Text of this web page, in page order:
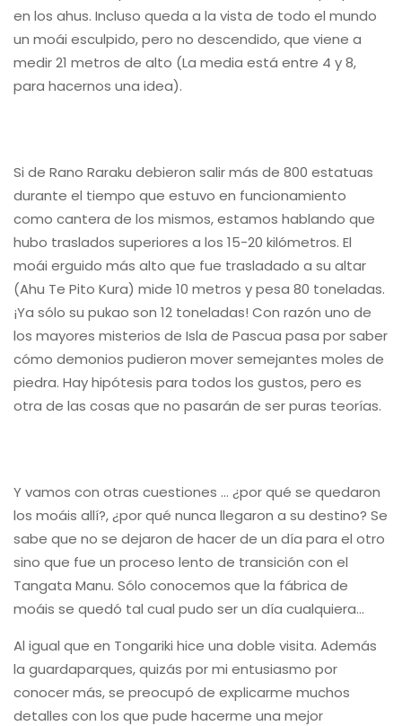
en los ahus. Incluso queda a la vista de todo el mundo
un moái esculpido, pero no descendido, que viene a
medir 21 metros de alto (La media está entre 4 y 8,
para hacernos una idea).
Si de Rano Raraku debieron salir más de 800 estatuas
durante el tiempo que estuvo en funcionamiento
como cantera de los mismos, estamos hablando que
hubo traslados superiores a los 15-20 kilómetros. El
moái erguido más alto que fue trasladado a su altar
(Ahu Te Pito Kura) mide 10 metros y pesa 80 toneladas.
¡Ya sólo su pukao son 12 toneladas! Con razón uno de
los mayores misterios de Isla de Pascua pasa por saber
cómo demonios pudieron mover semejantes moles de
piedra. Hay hipótesis para todos los gustos, pero es
otra de las cosas que no pasarán de ser puras teorías.
Y vamos con otras cuestiones … ¿por qué se quedaron
los moáis allí?, ¿por qué nunca llegaron a su destino? Se
sabe que no se dejaron de hacer de un día para el otro
sino que fue un proceso lento de transición con el
Tangata Manu. Sólo conocemos que la fábrica de
moáis se quedó tal cual pudo ser un día cualquiera…
Al igual que en Tongariki hice una doble visita. Además
la guardaparques, quizás por mi entusiasmo por
conocer más, se preocupó de explicarme muchos
detalles con los que pude hacerme una mejor